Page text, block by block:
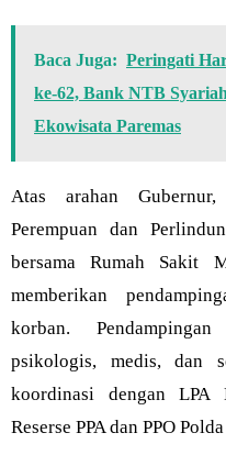
Baca Juga: Peringati
ke-62, Bank NTB
Ekowisata Paremas
Atas arahan
Perempuan dan
bersama Rumah Sakit
memberikan
korban.
psikologis, medis, dan
koordinasi dengan
Reserse PPA dan PPO